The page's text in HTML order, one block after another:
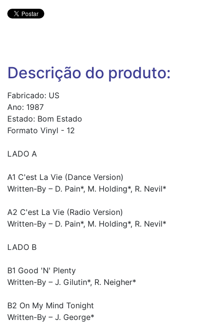
Descrição do produto:
Fabricado: US
Ano: 1987
Estado: Bom Estado
Formato Vinyl - 12
LADO A
A1 C'est La Vie (Dance Version)
Written-By – D. Pain*, M. Holding*, R. Nevil*
A2 C'est La Vie (Radio Version)
Written-By – D. Pain*, M. Holding*, R. Nevil*
LADO B
B1 Good 'N' Plenty
Written-By – J. Gilutin*, R. Neigher*
B2 On My Mind Tonight
Written-By – J. George*